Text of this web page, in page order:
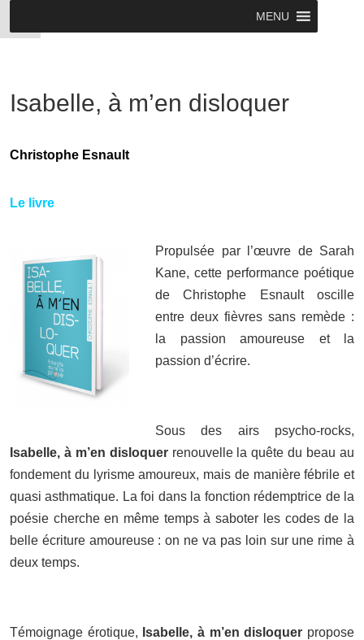
MENU
Isabelle, à m’en disloquer
Christophe Esnault
Le livre
Propulsée par l’œuvre de Sarah
Kane, cette performance poétique
de Christophe Esnault oscille
entre deux fièvres sans remède :
la passion amoureuse et la
passion d’écrire.
Sous des airs psycho-rocks,
Isabelle, à m’en disloquerrenouvelle la quête du beau au
fondement du lyrisme amoureux, mais de manière fébrile et
quasi asthmatique. La foi dans la fonction rédemptrice de la
poésie cherche en même temps à saboter les codes de la
belle écriture amoureuse : on ne va pas loin sur une rime à
deux temps.
Témoignage érotique, Isabelle, à m’en disloquer propose